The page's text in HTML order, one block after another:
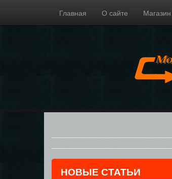
Главная О сайте Магазин
НОВЫЕ СТАТЬИ